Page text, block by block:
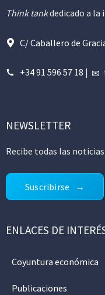
Think tankdedicado a la
C/ Caballero de
+34 91 596 57 18 |
NEWSLETTER
Recibe todas las noticias
Suscribirse
ENLACES DE
Coyuntura económica
Publicaciones